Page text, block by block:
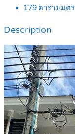
179 ตารางเมตร
Description